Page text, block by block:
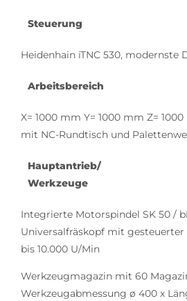
Steuerung
Heidenhain iTNC 530, modernste
Arbeitsbereich
X= 1000 mm Y= 1000 mm Z=
mit NC-Rundtisch und
Hauptantrieb/
Werkzeuge
Integrierte Motorspindel SK 50 /
Universalfräskopf mit gesteuerter
bis 10.000 U/Min
Werkzeugmagazin mit 60
Werkzeugabmessung ø 400 x